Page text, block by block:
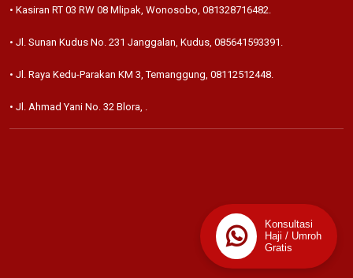
• Kasiran RT 03 RW 08 Mlipak, Wonosobo, 081328716482.
• Jl. Sunan Kudus No. 231 Janggalan, Kudus, 085641593391 .
• Jl. Raya Kedu-Parakan KM 3, Temanggung, 08112512448.
• Jl. Ahmad Yani No. 32 Blora, .
Konsultasi
Haji / Umroh
Gratis